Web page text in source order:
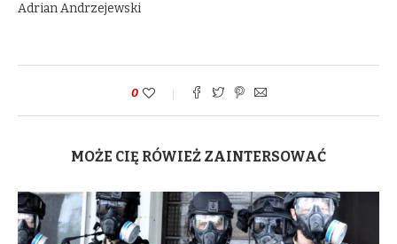
Adrian Andrzejewski
0
MOŻE CIĘ RÓWIEŻ ZAINTERSOWAĆ